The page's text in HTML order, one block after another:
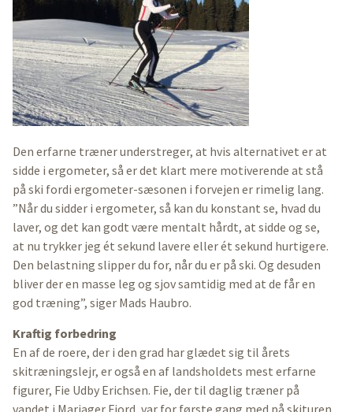
Den erfarne træner understreger, at hvis alternativet er at
sidde i ergometer, så er det klart mere motiverende at stå
på ski fordi ergometer-sæsonen i forvejen er rimelig lang.
”Når du sidder i ergometer, så kan du konstant se, hvad du
laver, og det kan godt være mentalt hårdt, at sidde og se,
at nu trykker jeg ét sekund lavere eller ét sekund hurtigere.
Den belastning slipper du for, når du er på ski. Og desuden
bliver der en masse leg og sjov samtidig med at de får en
god træning”, siger Mads Haubro.
Kraftig forbedring
En af de roere, der i den grad har glædet sig til årets
skitræningslejr, er også en af landsholdets mest erfarne
figurer, Fie Udby Erichsen. Fie, der til daglig træner på
vandet i Mariager Fjord, var for første gang med på skituren